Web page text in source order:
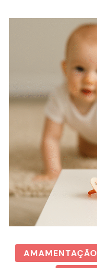
AMAMENTAÇÃO